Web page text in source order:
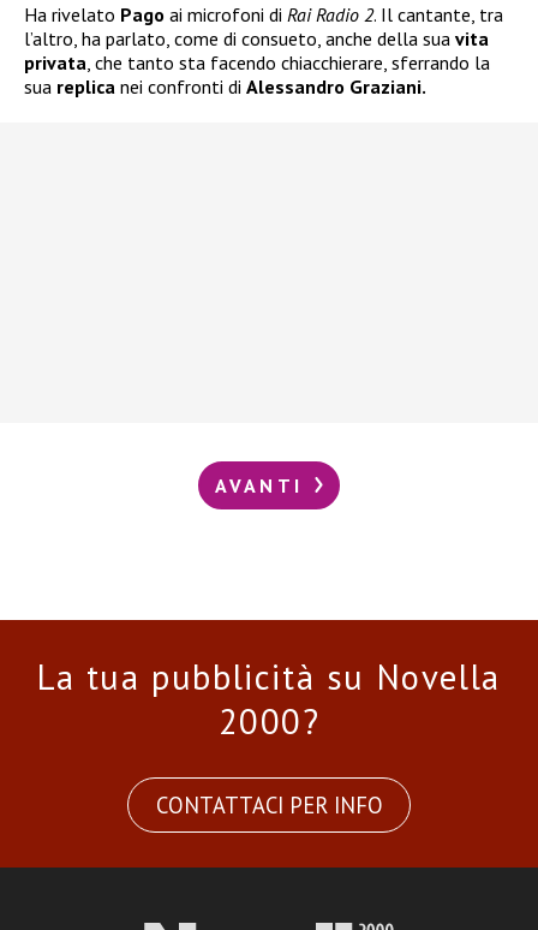
Ha rivelato Pago ai microfoni di Rai Radio 2. Il cantante, tra
l’altro, ha parlato, come di consueto, anche della sua vita
privata , che tanto sta facendo chiacchierare, sferrando la
sua replica nei confronti di Alessandro Graziani.
AVANTI
La tua pubblicità su Novella
2000?
CONTATTACI PER INFO